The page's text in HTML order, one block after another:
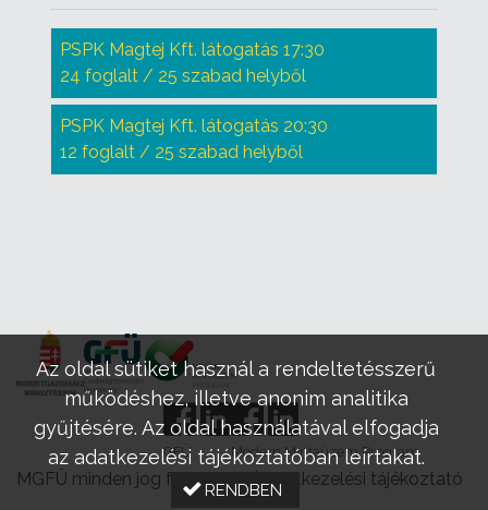
PSPK Magtej Kft. látogatás 17:30
24 foglalt / 25 szabad helyből
PSPK Magtej Kft. látogatás 20:30
12 foglalt / 25 szabad helyből
GFÜ Modern Mintaüzem Program
MGFÜ minden jog fenntartva |Adatkezelési tájékoztató
Az oldal sütiket használ a rendeltetésszerű
működéshez, illetve anonim analitika
gyűjtésére. Az oldal használatával elfogadja
az adatkezelési tájékoztatóban leírtakat.
RENDBEN